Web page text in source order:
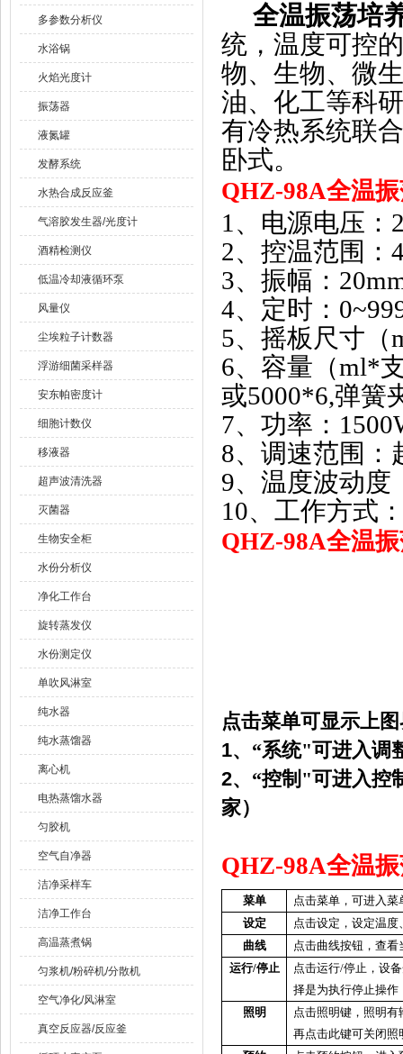
多参数分析仪
水浴锅
火焰光度计
振荡器
液氮罐
发酵系统
水热合成反应釜
气溶胶发生器/光度计
酒精检测仪
低温冷却液循环泵
风量仪
尘埃粒子计数器
浮游细菌采样器
安东帕密度计
细胞计数仪
移液器
超声波清洗器
灭菌器
生物安全柜
水份分析仪
净化工作台
旋转蒸发仪
水份测定仪
单吹风淋室
纯水器
纯水蒸馏器
离心机
电热蒸馏水器
匀胶机
空气自净器
洁净采样车
洁净工作台
高温蒸煮锅
匀浆机/粉碎机/分散机
空气净化/风淋室
真空反应器/反应釜
全温振荡培
统，温度可控
物、生物、微
油、化工等科
有冷热系统联
卧式。
QHZ-98A全温
1 、电源电压：
2、控温范围：
3、振幅：
4、定时：
5、摇板尺寸（
6、容量（ml*
或5000*6,弹簧
7、功率：
8、调速范围：
9、温度波动
10、工作方式
QHZ-98A全温
点击菜单可显示上
1、“系统"可进入调
2、“控制"可进入控
家）
QHZ-98A全温
菜单
点击菜单，可进入菜
设定
点击设定，设定温
曲线
点击曲线按钮，查看
运行/停止 点击运行/停止，设
择是为执行停止操作
照明
点击照明键，照明
再点击此键可关闭照